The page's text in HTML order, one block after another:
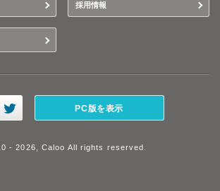
採用情報
PC版を表示
- 2026, Caloo All rights reserved.